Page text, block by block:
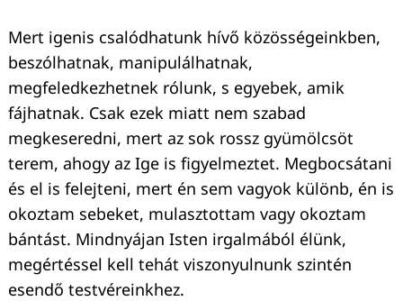
Mert igenis csalódhatunk hívő közösségeinkben,
beszólhatnak, manipulálhatnak,
megfeledkezhetnek rólunk, s egyebek, amik
fájhatnak. Csak ezek miatt nem szabad
megkeseredni, mert az sok rossz gyümölcsöt
terem, ahogy az Ige is figyelmeztet. Megbocsátani
és el is felejteni, mert én sem vagyok különb, én is
okoztam sebeket, mulasztottam vagy okoztam
bántást. Mindnyájan Isten irgalmából élünk,
megértéssel kell tehát viszonyulnunk szintén
esendő testvéreinkhez.